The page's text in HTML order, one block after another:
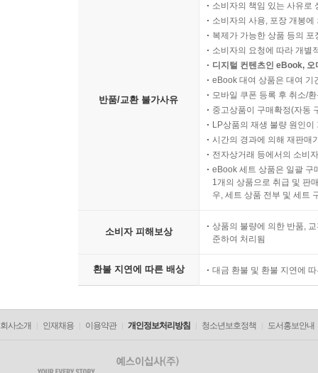
반품/교환 불가사유
소비자의 책임 있는 사유로
소비자의 사용, 포장 개봉
복제가 가능한 상품 등의
소비자의 요청에 따라 개별
디지털 컨텐츠인 eBook,
eBook 대여 상품은 대여 기
모바일 쿠폰 등록 후 취소/
중고상품이 구매확정(자동
LP상품의 재생 불량 원인
시간의 경과에 의해 재판매
전자상거래 등에서의 소비
eBook 세트 상품은 일괄 구
1개의 상품으로 취급 및 판
우, 세트 상품 전부 및 세트
소비자 피해보상
상품의 불량에 의한 반품,
준하여 처리됨
환불 지연에 따른 배상 대금 환불 및 환불 지연에
회사소개 인재채용 이용약관 개인정보처리방침 청소년보호정책 도서홍보안내